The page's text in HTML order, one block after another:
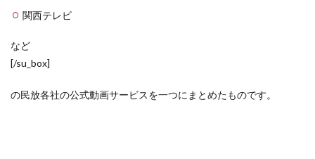
関西テレビ
など
[/su_box]
の民放各社の公式動画サービスを一つにまとめたものです。